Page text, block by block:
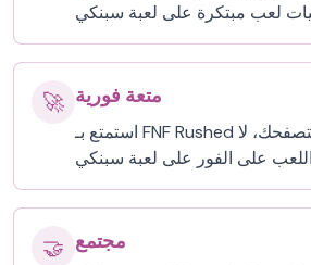
🚀 متعة فورية
استمتع بـ FNF Rushed على الفور في متصفحك، لا
🤝 مجتمع